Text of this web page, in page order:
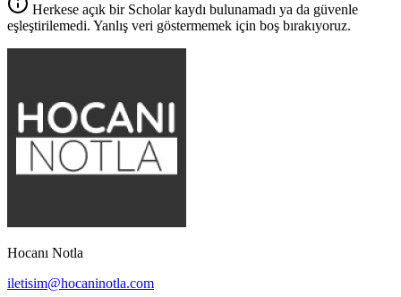
Herkese açık bir Scholar kaydı bulunamadı ya da güvenle
eşleştirilemedi. Yanlış veri göstermemek için boş bırakıyoruz.
Hocanı Notla
iletisim@hocaninotla.com